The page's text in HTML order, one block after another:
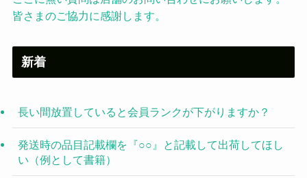
皆さまのご協力に感謝します。
新着
長い間放置していると会員ランクが下がりますか？
発送時の品目記載欄を『○○』と記載して出荷してほし
い（例として書籍）